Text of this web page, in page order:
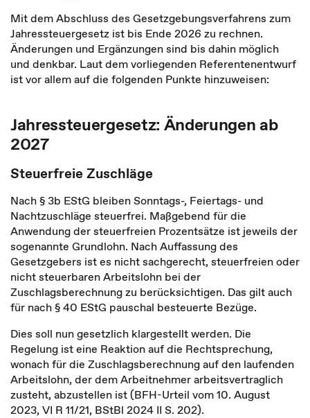
Mit dem Abschluss des Gesetzgebungsverfahrens zum
Jahressteuergesetz ist bis Ende 2026 zu rechnen.
Änderungen und Ergänzungen sind bis dahin möglich
und denkbar. Laut dem vorliegenden Referentenentwurf
ist vor allem auf die folgenden Punkte hinzuweisen:
Jahressteuergesetz: Änderungen ab
2027
Steuerfreie Zuschläge
Nach § 3b EStG bleiben Sonntags-, Feiertags- und
Nachtzuschläge steuerfrei. Maßgebend für die
Anwendung der steuerfreien Prozentsätze ist jeweils der
sogenannte Grundlohn. Nach Auffassung des
Gesetzgebers ist es nicht sachgerecht, steuerfreien oder
nicht steuerbaren Arbeitslohn bei der
Zuschlagsberechnung zu berücksichtigen. Das gilt auch
für nach § 40 EStG pauschal besteuerte Bezüge.
Dies soll nun gesetzlich klargestellt werden. Die
Regelung ist eine Reaktion auf die Rechtsprechung,
wonach für die Zuschlagsberechnung auf den laufenden
Arbeitslohn, der dem Arbeitnehmer arbeitsvertraglich
zusteht, abzustellen ist (BFH-Urteil vom 10. August
2023, VI R 11/21, BStBl 2024 II S. 202).